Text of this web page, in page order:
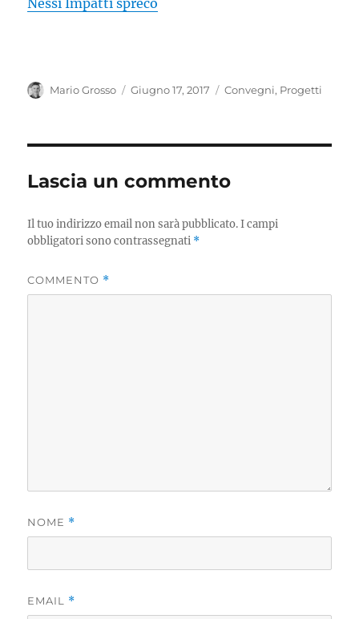
Nessi Impatti spreco
Autore
Mario Grosso
Pubblicato
Giugno 17, 2017 Categorie
Convegni, Progetti
Lascia un commento
Il tuo indirizzo email non sarà pubblicato. I campi
obbligatori sono contrassegnati *
COMMENTO *
NOME *
EMAIL *